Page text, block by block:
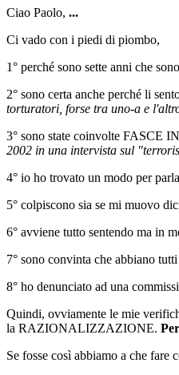
Ciao Paolo, ...
Ci vado con i piedi di piombo,
1° perché sono sette anni che
2° sono certa anche perché li
torturatori, forse tra uno-a e
3° sono state coinvolte FASCE
2002 in una intervista sul
4° io ho trovato un modo per
5° colpiscono sia se mi muovo
6° avviene tutto sentendo ma in
7° sono convinta che abbiano
8° ho denunciato ad una
Quindi, ovviamente le mie
la RAZIONALIZZAZIONE.
Se fosse così abbiamo a che